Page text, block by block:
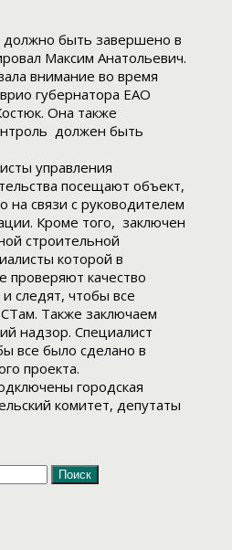
должно быть завершено в
Максим Анатольевич.
внимание во время
губернатора ЕАО
Она также
должен быть
управления
посещают объект,
на связи с руководителем
Кроме того, заключен
строительной
которой в
качество
следят, чтобы все
Также заключаем
надзор. Специалист
все было сделано в
проекта.
городская
комитет, депутаты